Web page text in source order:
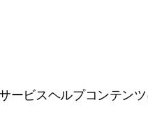
ービスヘルプコンテン